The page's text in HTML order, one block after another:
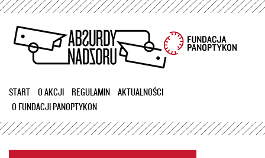
Przejdź
treści
START O AKCJI REGULAMIN
AKTUALNOŚCI
O FUNDACJI PANOPTYKON